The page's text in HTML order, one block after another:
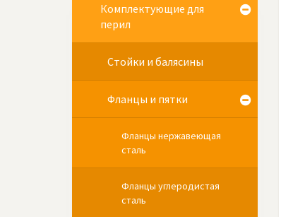
Комплектующие для
перил
Стойки и балясины
Фланцы и пятки
Фланцы нержавеющая
сталь
Фланцы углеродистая
сталь